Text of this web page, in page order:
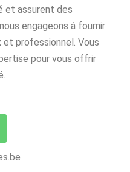
et assurent des
engageons à fournir
professionnel. Vous
pour vous offrir